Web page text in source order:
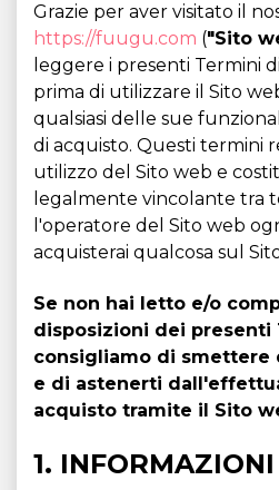
Grazie per aver visitato il
https://fuugu.com ("Sito
leggere i presenti Termini
prima di utilizzare il Sito
qualsiasi delle sue
di acquisto. Questi termini
utilizzo del Sito web e
legalmente vincolante tra
l'operatore del Sito web
acquisterai qualcosa sul
Se non hai letto e/o
disposizioni dei presenti
consigliamo di smettere
e di astenerti
acquisto tramite il Sito
1.